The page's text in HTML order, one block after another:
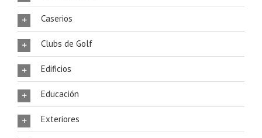
Caserios
Clubs de Golf
Edificios
Educación
Exteriores